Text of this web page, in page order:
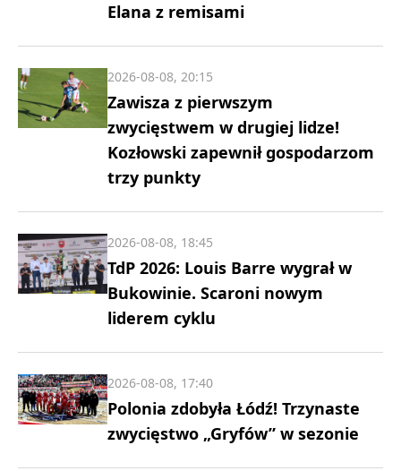
Elana z remisami
Zawisza z pierwszym
zwycięstwem w drugiej lidze!
Kozłowski zapewnił gospodarzom
trzy punkty
2026-08-08, 20:15
TdP 2026: Louis Barre wygrał w
Bukowinie. Scaroni nowym
liderem cyklu
2026-08-08, 18:45
Polonia zdobyła Łódź! Trzynaste
zwycięstwo „Gryfów” w sezonie
2026-08-08, 17:40